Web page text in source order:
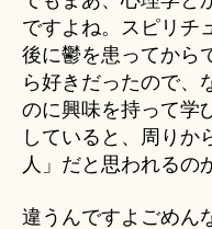
ですよね。スピリチ
後に鬱を患ってから
ら好きだったので、
のに興味を持って学
していると、周りか
人」だと思われるの
違うんですよごめん